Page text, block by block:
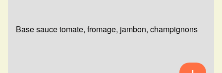
Base sauce tomate, fromage, jambon, champignons